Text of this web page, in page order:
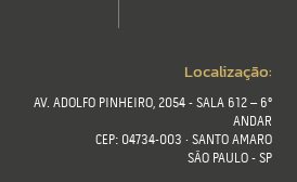
Localização:
AV. ADOLFO PINHEIRO, 2054 - SALA 612 – 6º
ANDAR
CEP: 04734-003 · SANTO AMARO
SÃO PAULO - SP